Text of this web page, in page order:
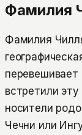
Фамилия
Фамилия
перевешивает
встретили
носители
Чечни или